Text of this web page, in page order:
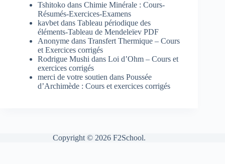
Tshitoko dans Chimie Minérale : Cours-
Résumés-Exercices-Examens
kavbet dans Tableau périodique des
éléments-Tableau de Mendeleïev PDF
Anonyme dans Transfert Thermique – Cours
et Exercices corrigés
Rodrigue Mushi dans Loi d’Ohm – Cours et
exercices corrigés
merci de votre soutien dans Poussée
d’Archimède : Cours et exercices corrigés
Copyright © 2026 F2School.